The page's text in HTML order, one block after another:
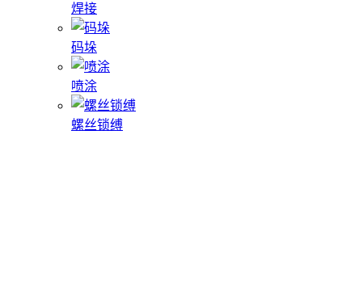
焊接
码垛
喷涂
螺丝锁缚